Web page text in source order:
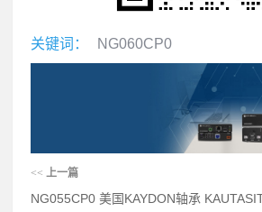
关键词： NG060CP0
<< 上一篇
NG055CP0 美国KAYDON轴承